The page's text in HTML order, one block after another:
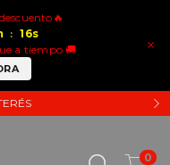
×
: 15s
a tiempo 🚚
0